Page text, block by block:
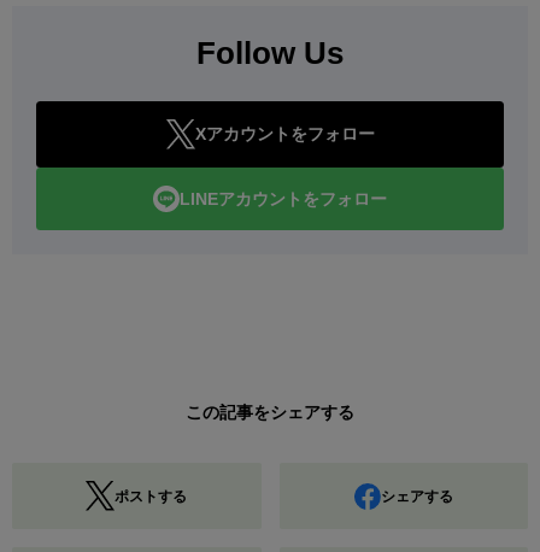
Follow Us
Xアカウントをフォロー
LINEアカウントをフォロー
この記事をシェアする
ポストする シェアする